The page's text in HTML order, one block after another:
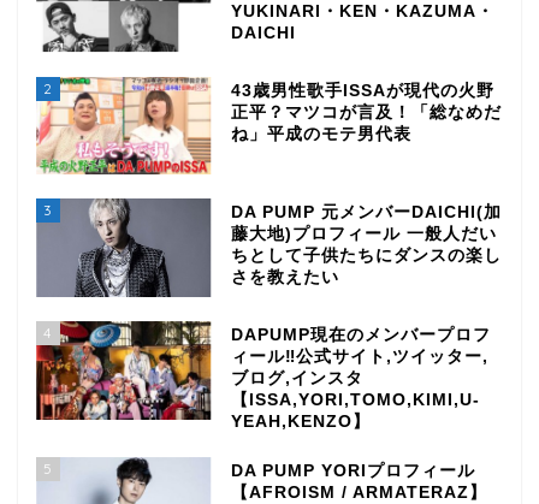
YUKINARI・KEN・KAZUMA・
DAICHI
2
43歳男性歌手ISSAが現代の火野
正平？マツコが言及！「総なめだ
ね」平成のモテ男代表
3
DA PUMP 元メンバーDAICHI(加
藤大地)プロフィール 一般人だい
ちとして子供たちにダンスの楽し
さを教えたい
4
DAPUMP現在のメンバープロフ
ィール‼公式サイト,ツイッター,
ブログ,インスタ
【ISSA,YORI,TOMO,KIMI,U-
YEAH,KENZO】
5
DA PUMP YORIプロフィール
【AFROISM / ARMATERAZ】